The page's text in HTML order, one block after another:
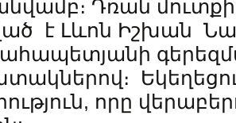
Դռան մուտքի
է Լևոն Իշխան
որը